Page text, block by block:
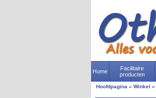
Home
Facilitaire
producten
Hoofdpagina » Winkel »